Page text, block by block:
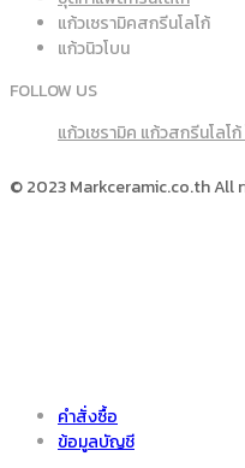
แก้วเซรามิคสกรีนโลโก้
แก้วนิวโบน
FOLLOW US
แก้วเซรามิค แก้วสกรีนโลโ
© 2023 Markceramic.co.th All
คำสั่งซื้อ
ข้อมูลบัญชี